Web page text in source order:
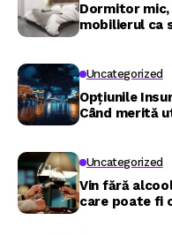
Dormitor
mobilierul ca
Uncategorized
Opțiunile
Când merită
Uncategorized
Vin fără
care poate fi